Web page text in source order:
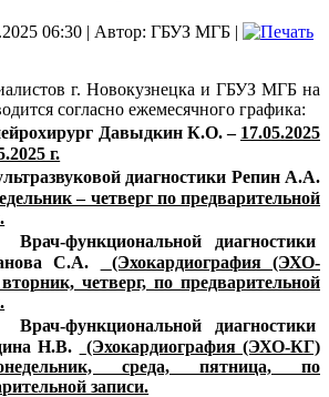
06:30 | Автор: ГБУЗ МГБ |
г. Новокузнецка и ГБУЗ МГБ на
согласно ежемесячного графика:
Давыдкин К.О. – 17.05.2025
г.
диагностики Репин А.А.
– четверг по предварительной
Врач-функциональной диагностики
С.А.
(Эхокардиография (ЭХО-
четверг, по предварительной
Врач-функциональной диагностики
Н.В.
(Эхокардиография (ЭХО-КГ)
среда, пятница, по
записи.